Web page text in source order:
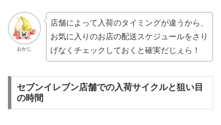
おかじ
店舗によって入荷のタイミングが違うから、
お気に入りのお店の配送スケジュールをさり
げなくチェックしておくと確実だじぇら！
セブンイレブン店舗での入荷サイクルと狙い目
の時間